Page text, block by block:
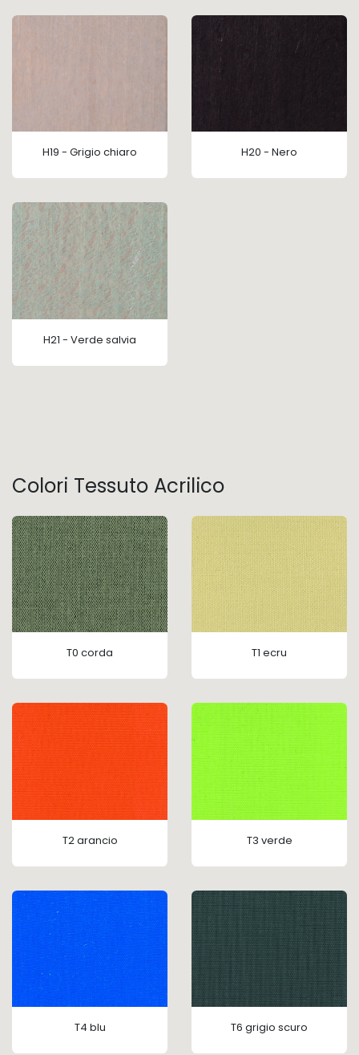
H19 - Grigio chiaro H20 - Nero
H21 - Verde salvia
Colori Tessuto Acrilico
T0 corda T1 ecru
T2 arancio T3 verde
T4 blu T6 grigio scuro